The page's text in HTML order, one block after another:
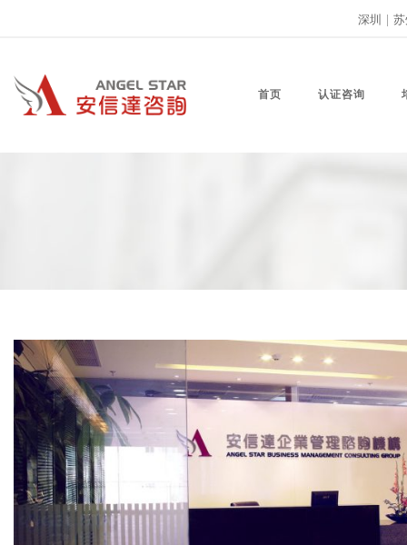
深圳 |
首页 认证咨询